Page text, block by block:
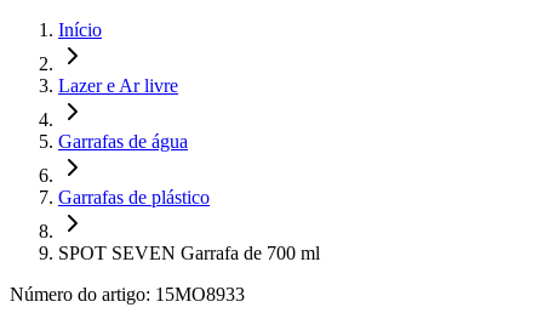
Início
Lazer e Ar livre
Garrafas de água
Garrafas de plástico
SPOT SEVEN Garrafa de 700 ml
Número do artigo: 15MO8933